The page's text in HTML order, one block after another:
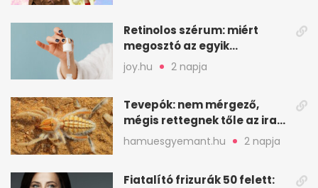
Retinolos szérum: miért
megosztó az egyik
leghatásosabb
öregedésgátló?
joy.hu 2 napja
Tevepók: nem mérgező,
mégis rettegnek tőle az iraki
sivatagban
hamuesgyemant.hu 2 napja
Fiatalító frizurák 50 felett: